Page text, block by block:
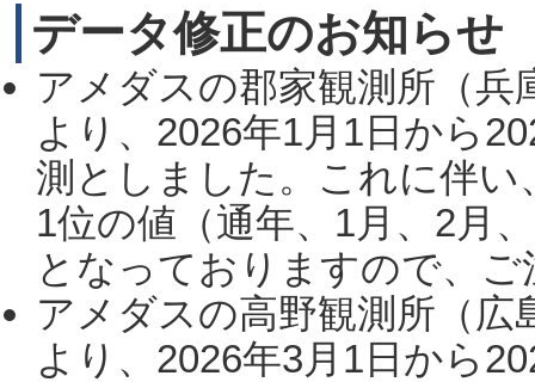
データ修正のお知らせ
アメダスの郡家観測所（
より、2026年1月1日から
測としました。これに伴い
1位の値（通年、1月、2月
となっておりますので、
アメダスの高野観測所（
より、2026年3月1日から